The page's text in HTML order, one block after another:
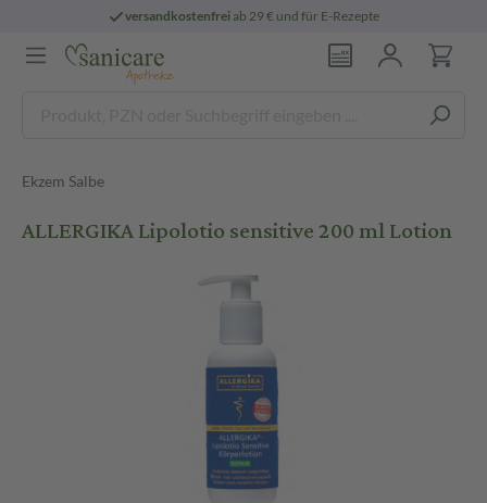
versandkostenfreiab 29 € und für E-Rezepte
Ekzem Salbe
ALLERGIKA Lipolotio sensitive 200 ml Lotion